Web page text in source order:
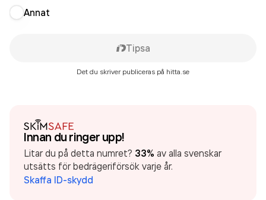
Annat
Tipsa
Det du skriver publiceras på hitta.se
Innan du ringer upp!
Litar du på detta numret? 33% av alla svenskar
utsätts för bedrägeriförsök varje år.
Skaffa ID-skydd